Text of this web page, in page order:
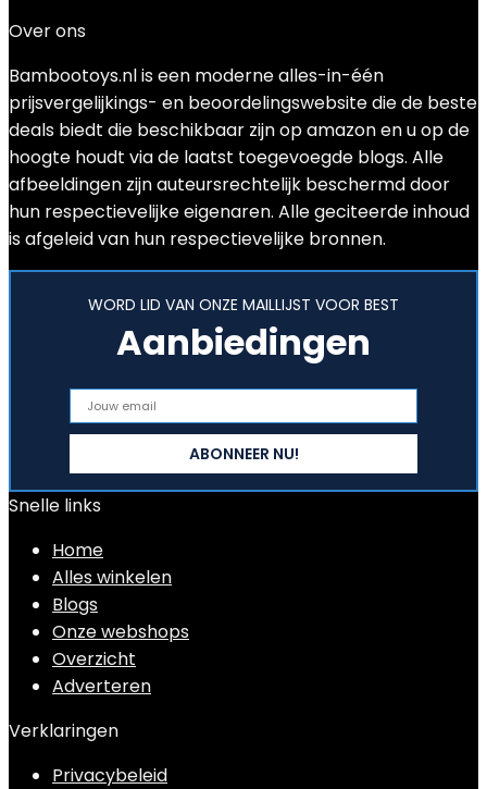
Over ons
Bambootoys.nl is een moderne alles-in-één
prijsvergelijkings- en beoordelingswebsite die de beste
deals biedt die beschikbaar zijn op amazon en u op de
hoogte houdt via de laatst toegevoegde blogs. Alle
afbeeldingen zijn auteursrechtelijk beschermd door
hun respectievelijke eigenaren. Alle geciteerde inhoud
is afgeleid van hun respectievelijke bronnen.
WORD LID VAN ONZE MAILLIJST VOOR BEST
Aanbiedingen
Snelle links
Home
Alles winkelen
Blogs
Onze webshops
Overzicht
Adverteren
Verklaringen
Privacybeleid